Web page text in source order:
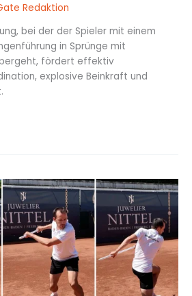
Redaktion
bei der der Spieler mit einem
in Sprünge mit
fördert effektiv
explosive Beinkraft und